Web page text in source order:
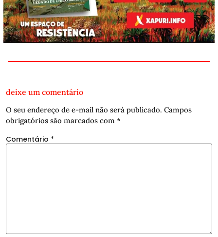
deixe um comentário
O seu endereço de e-mail não será publicado. Campos
obrigatórios são marcados com *
Comentário *